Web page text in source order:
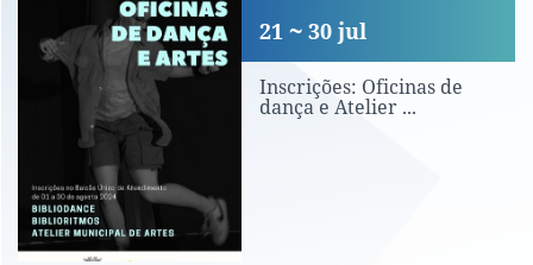
Inscrições: Oficinas de dança e
Inscrições: Oficinas de
dança e Atelier ...
21 30 jul